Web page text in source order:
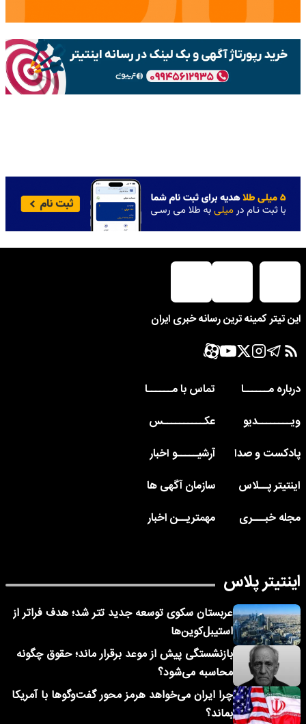
این تیتر کمینه ترین رسانه خبری ایران
درباره مــــــا
تماس با مــــــا
ویــــــــدیو
عکــــــــــس
پادکست و صدا
آرشیـــــو اخبار
اینتیتر پــلاس
سازمان آگهی ها
مجله خبـــری
مهمتریــن اخبار
اینتیتر پلاس
عربستان سکوی توسعه جدید تتر شد؛ هدف فراتر از
استیبل‌کوین‌ها
بازنشستگی پیش از موعد برقرار ماند؛ حقوق چگونه
محاسبه می‌شود؟
چرا ایران می‌خواهد هرمز محور گفت‌وگوها با آمریکا
بماند؟